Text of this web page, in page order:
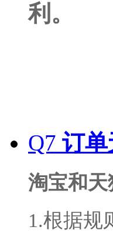
利 。
Q7 订
淘宝和
1.根据规